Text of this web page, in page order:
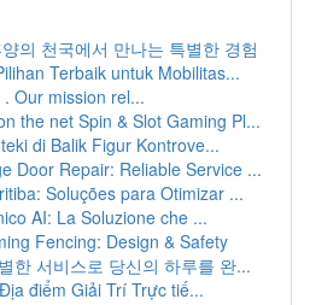
의 천국에서 만나는 특별한 경험
Terbaik untuk Mobilitas...
Our mission rel...
the net Spin & Slot Gaming Pl...
di Balik Figur Kontrove...
Door Repair: Reliable Service ...
Soluções para Otimizar ...
AI: La Soluzione che ...
Fencing: Design & Safety
한 서비스로 당신의 하루를 완...
điểm Giải Trí Trực tiế...